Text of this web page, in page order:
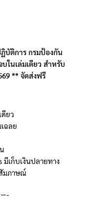
บัติการ กรมป้องกัน
บในเล่มเดียว สำหรับ
** จัดส่งฟรี
ดียว
ฉลย
มีเก็บเงินปลายทาง
มภาษณ์